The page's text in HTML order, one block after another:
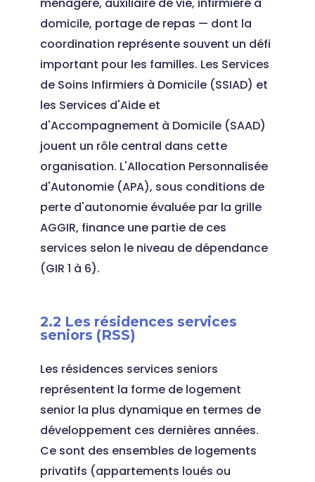
domicile, portage de repas — dont la
coordination représente souvent un défi
important pour les familles. Les Services
de Soins Infirmiers à Domicile (SSIAD) et
les Services d'Aide et
d'Accompagnement à Domicile (SAAD)
jouent un rôle central dans cette
organisation. L'Allocation Personnalisée
d'Autonomie (APA), sous conditions de
perte d'autonomie évaluée par la grille
AGGIR, finance une partie de ces
services selon le niveau de dépendance
(GIR 1 à 6).
2.2 Les résidences services
seniors (RSS)
Les résidences services seniors
représentent la forme de logement
senior la plus dynamique en termes de
développement ces dernières années.
Ce sont des ensembles de logements
privatifs (appartements loués ou